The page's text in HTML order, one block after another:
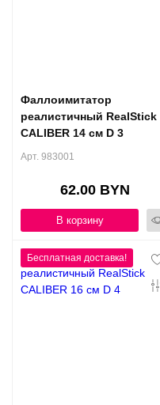
Фаллоимитатор
реалистичный RealStick
CALIBER 14 см D 3
Арт. 983001
62.00 BYN
В корзину